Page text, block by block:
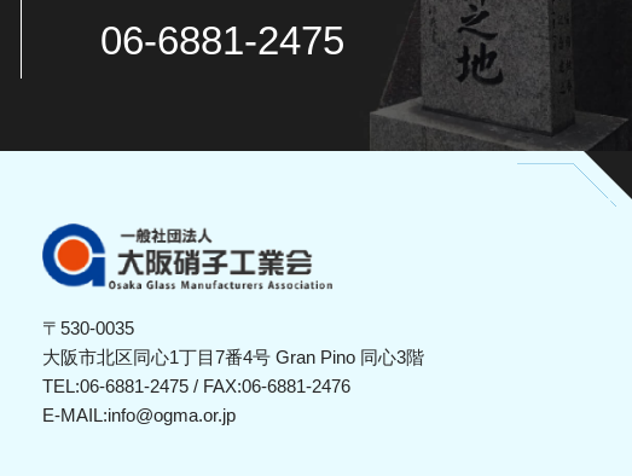
06-6881-2475
〒530-0035
大阪市北区同心1丁目7番4号 Gran Pino 同心3階
TEL:06-6881-2475 / FAX:06-6881-2476
E-MAIL:info@ogma.or.jp